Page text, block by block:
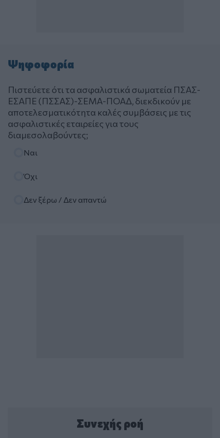
Ψηφοφορία
Πιστεύετε ότι τα ασφαλιστικά σωματεία ΠΣΑΣ-
ΕΣΑΠΕ (ΠΣΣΑΣ)-ΣΕΜΑ-ΠΟΑΔ, διεκδικούν με
αποτελεσματικότητα καλές συμβάσεις με τις
ασφαλιστικές εταιρείες για τους
διαμεσολαβούντες;
Ναι
Όχι
Δεν ξέρω / Δεν απαντώ
Συνεχής ροή